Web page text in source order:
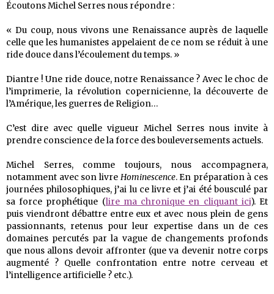
Écoutons Michel Serres nous répondre :
« Du coup, nous vivons une Renaissance auprès de laquelle
celle que les humanistes appelaient de ce nom se réduit à une
ride douce dans l’écoulement du temps. »
Diantre ! Une ride douce, notre Renaissance ? Avec le choc de
l’imprimerie, la révolution copernicienne, la découverte de
l’Amérique, les guerres de Religion…
C’est dire avec quelle vigueur Michel Serres nous invite à
prendre conscience de la force des bouleversements actuels.
Michel Serres, comme toujours, nous accompagnera,
notamment avec son livre Hominescence. En préparation à ces
journées philosophiques, j’ai lu ce livre et j’ai été bousculé par
sa force prophétique (lire ma chronique en cliquant ici). Et
puis viendront débattre entre eux et avec nous plein de gens
passionnants, retenus pour leur expertise dans un de ces
domaines percutés par la vague de changements profonds
que nous allons devoir affronter (que va devenir notre corps
augmenté ? Quelle confrontation entre notre cerveau et
l’intelligence artificielle ? etc.).